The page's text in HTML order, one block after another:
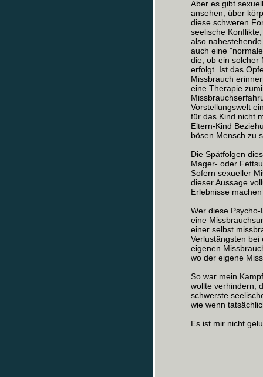
Aber es gibt
ansehen, über
diese schweren
seelische
also
auch eine
die, ob ein solcher
erfolgt. Ist das
Missbrauch
eine Therapie
Vorstellungswelt
für das Kind nicht
Eltern-Kind
bösen Mensch zu
Die Spätfolgen
Mager- oder
Sofern sexueller
dieser Aussage
Erlebnisse
Wer diese
eine
einer selbst
Verlustängsten
eigenen
wo der eigene
So war mein
wollte verhindern,
schwerste
wie wenn
Es ist mir nicht